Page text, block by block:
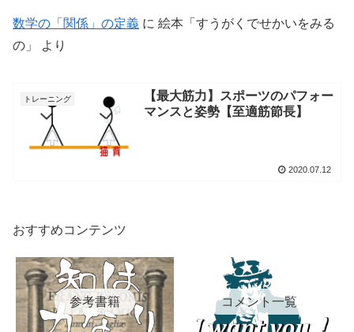
数学の「関係」の定義 に 絵本「すうがくでせかいをみる
の」
より
トレーニング
【最大筋力】スポーツのパフォー
マンスと姿勢【至適筋節長】
2020.07.12
おすすめコンテンツ
参考書籍 コメント一覧